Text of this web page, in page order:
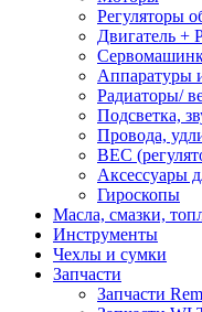
Регуляторы
Двигатель +
Аппаратуры
Радиаторы/
Подсветка,
Провода,
BEC
Аксессуары
Гироскопы
Масла, смазки,
Инструменты
Чехлы и сумки
Запчасти
Запчасти